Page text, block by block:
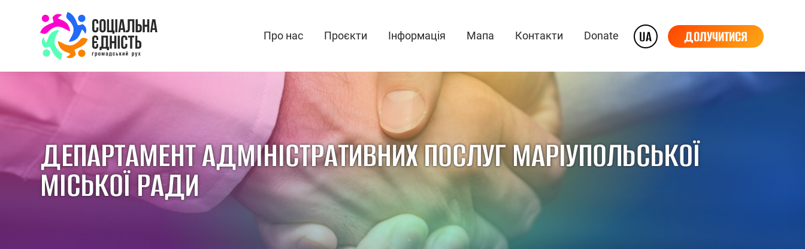
Про нас Проєкти Інформація Мапа Контакти Donate UA ДОЛУЧИТИСЯ
ДЕПАРТАМЕНТ АДМІНІСТРАТИВНИХ ПОСЛУГ МАРІУПОЛЬСЬКОЇ
МІСЬКОЇ РАДИ